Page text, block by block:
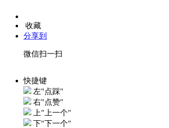
收藏
分享到
微信扫一扫
快捷键
左"点踩"
右"点赞"
上"上一个"
下"下一个"